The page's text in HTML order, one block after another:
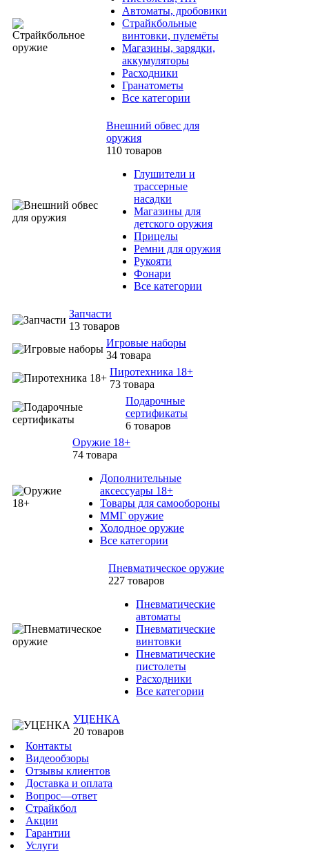
Автоматы, дробовики
Страйкбольные
винтовки, пулемёты
Магазины, зарядки,
аккумуляторы
Расходники
Гранатометы
Все категории
Внешний обвес для
оружия
110 товаров
Глушители и
трассерные
насадки
Магазины для
детского оружия
Прицелы
Ремни для оружия
Рукояти
Фонари
Все категории
Запчасти
13 товаров
Игровые наборы
34 товара
Пиротехника 18+
73 товара
Подарочные
сертификаты
6 товаров
Оружие 18+
74 товара
Дополнительные
аксессуары 18+
Товары для самообороны
ММГ оружие
Холодное оружие
Все категории
Пневматическое оружие
227 товаров
Пневматические
автоматы
Пневматические
винтовки
Пневматические
пистолеты
Расходники
Все категории
УЦЕНКА
20 товаров
Контакты
Видеообзоры
Отзывы клиентов
Доставка и оплата
Вопрос—ответ
Страйкбол
Акции
Гарантии
Услуги